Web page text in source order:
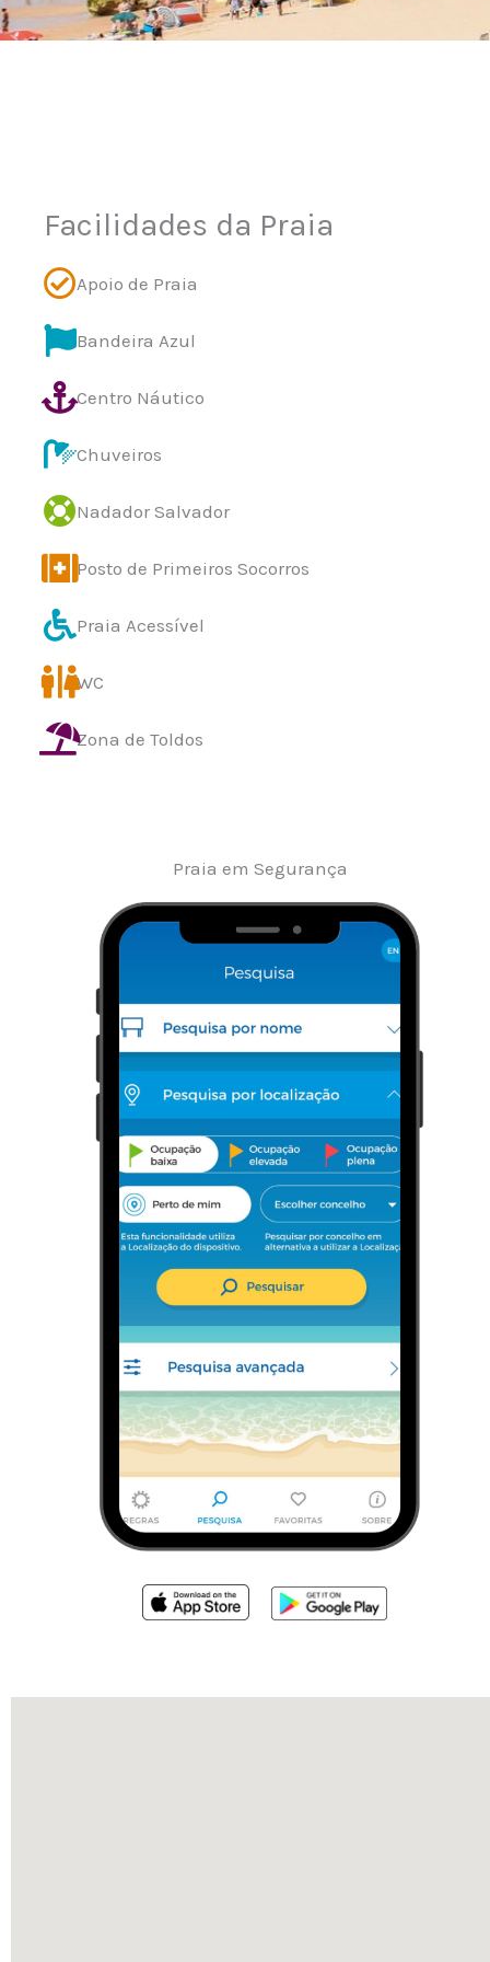
Facilidades da Praia
Apoio de Praia
Bandeira Azul
Centro Náutico
Chuveiros
Nadador Salvador
Posto de Primeiros Socorros
Praia Acessível
WC
Zona de Toldos
Praia em Segurança